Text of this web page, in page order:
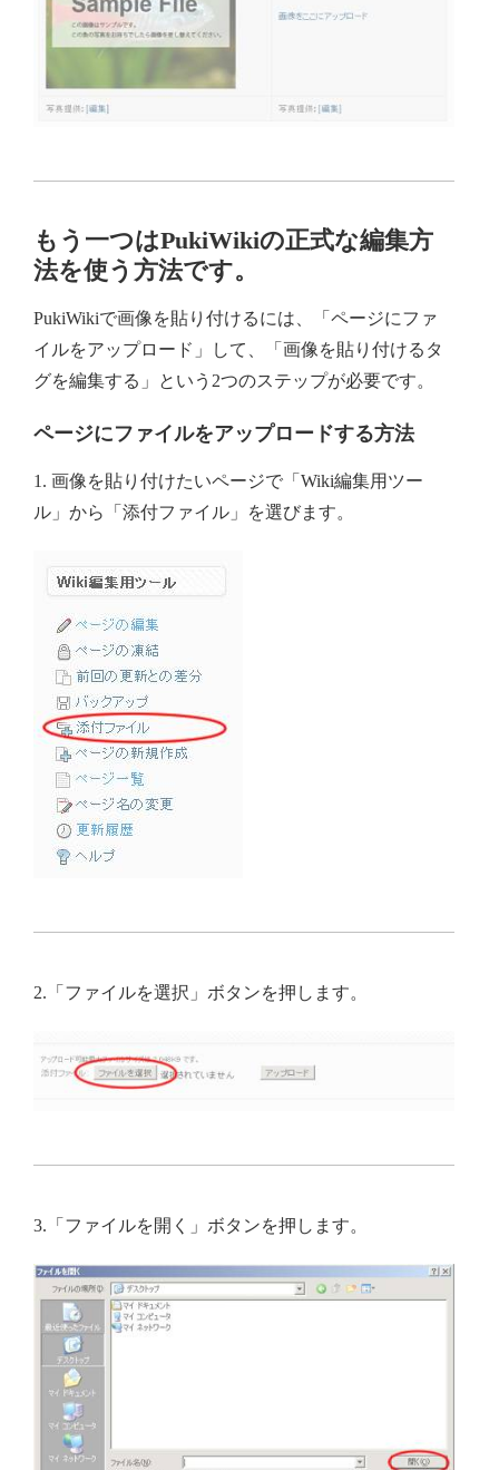
もう一つはPukiWikiの正式な編集方
法を使う方法です。
PukiWikiで画像を貼り付けるには、「ページにファ
イルをアップロード」して、「画像を貼り付けるタ
グを編集する」という2つのステップが必要です。
ページにファイルをアップロードする方法
1. 画像を貼り付けたいページで「Wiki編集用ツー
ル」から「添付ファイル」を選びます。
2.「ファイルを選択」ボタンを押します。
3.「ファイルを開く」ボタンを押します。